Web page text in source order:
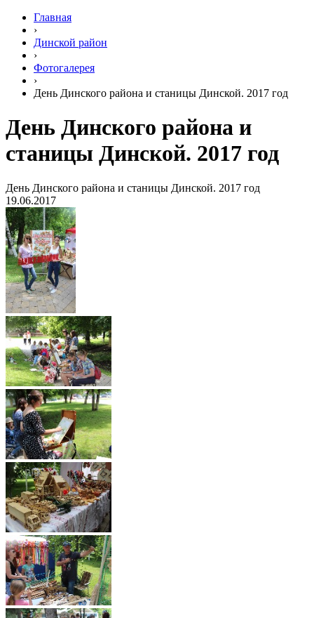
Главная
›
Динской район
›
Фотогалерея
›
День Динского района и станицы Динской. 2017 год
День Динского района и
станицы Динской. 2017 год
День Динского района и станицы Динской. 2017 год
19.06.2017